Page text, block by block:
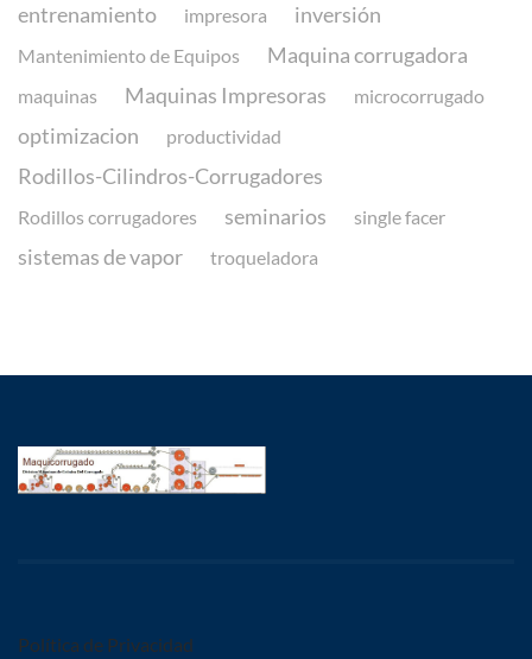
entrenamiento impresora inversión
Mantenimiento de Equipos Maquina corrugadora
maquinas Maquinas Impresoras microcorrugado
optimizacion productividad
Rodillos-Cilindros-Corrugadores
Rodillos corrugadores seminarios single facer
sistemas de vapor troqueladora
Política de Privacidad